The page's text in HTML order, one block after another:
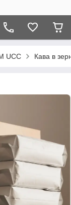
UCC Кава в